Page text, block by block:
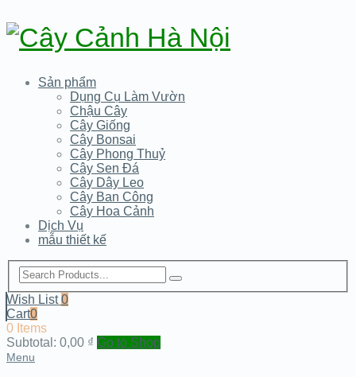
Sản phẩm
Dụng Cụ Làm Vườn
Chậu Cây
Cây Giống
Cây Bonsai
Cây Phong Thuỷ
Cây Sen Đá
Cây Dây Leo
Cây Ban Công
Cây Hoa Cảnh
Dịch Vụ
mẫu thiết kế
Wish List0
Cart0
0 Items
Subtotal: 0,00 ₫ Go to Shop
Menu